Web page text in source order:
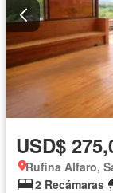
USD$
Rufina Alfaro,
2 Recámaras